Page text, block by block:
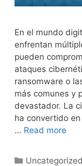
En el mundo
enfrentan
pueden
ataques
ransomware o
más comunes y
devastador. La
ha convertido
… Read more
Uncategorized